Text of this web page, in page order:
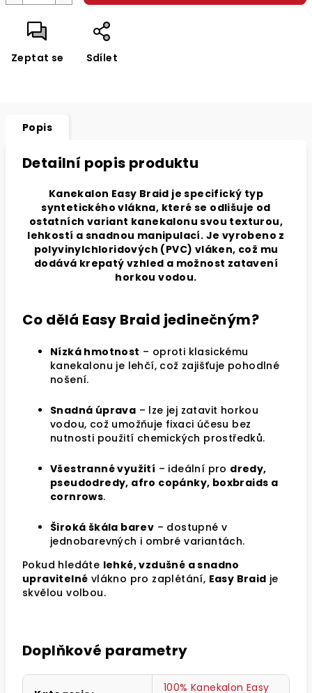
Zeptat se Sdílet
Popis
Detailní popis produktu
Kanekalon Easy Braid je specifický typ
syntetického vlákna, které se odlišuje od
ostatních variant kanekalonu svou texturou,
lehkostí a snadnou manipulací. Je vyrobeno z
polyvinylchloridových (PVC) vláken, což mu
dodává krepatý vzhled a možnost zatavení
horkou vodou.
Co dělá Easy Braid jedinečným?
Nízká hmotnost – oproti klasickému
kanekalonu je lehčí, což zajišťuje pohodlné
nošení.
Snadná úprava – lze jej zatavit horkou
vodou, což umožňuje fixaci účesu bez
nutnosti použití chemických prostředků.
Všestranné využití – ideální pro dredy,
pseudodredy, afro copánky, boxbraids a
cornrows.
Široká škála barev – dostupné v
jednobarevných i ombré variantách.
Pokud hledáte lehké, vzdušné a snadno
upravitelné vlákno pro zaplétání, Easy Braid je
skvělou volbou.
Doplňkové parametry
100% Kanekalon Easy